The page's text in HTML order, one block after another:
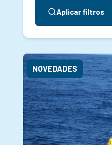
Aplicar filtros
NOVEDADES